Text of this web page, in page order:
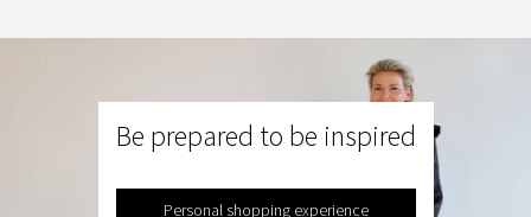
Be prepared to be inspired
Personal shopping experience